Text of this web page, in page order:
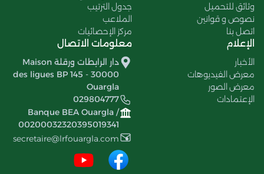
وثائق للتحميل
نصوص و قوانين
اتصل بنا
جدول الترتيب
الملاعب
مركز الإحصائيات
الإعلام
الأخبار
معرض الفيديوهات
معرض الصور
الإعتمادات
معلومات الاتصال
دار الرابطات ورقلة Maison
des ligues BP 145 - 30000
Ouargla
029804777
Banque BEA Ouargla /
00200032320395019341
secretaire@lrfouargla.com